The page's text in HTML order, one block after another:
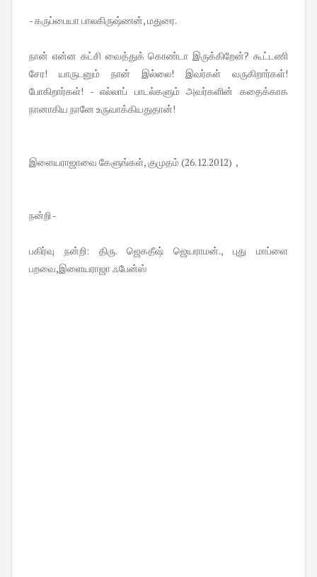
- கருப்பையா பாலகிருஷ்ணன், மதுரை.
நான் என்ன கட்சி வைத்துக் கொண்டா இருக்கிறேன்? கூட்டணி
சேர! யாருடனும் நான் இல்லை! இவர்கள் வருகிறார்கள்!
போகிறார்கள்! - எல்லாப் பாடல்களும் அவர்களின் கதைக்காக
நானாகிய நானே உருவாக்கியதுதான்!
இளையராஜாவை கேளுங்கள், குமுதம் (26.12.2012) ,
நன்றி -
பகிர்வு நன்றி: திரு. ஜெகதீஷ் ஜெயராமன்., புது மாப்ளை
பறவை,இளையராஜா ஃபேன்ஸ்